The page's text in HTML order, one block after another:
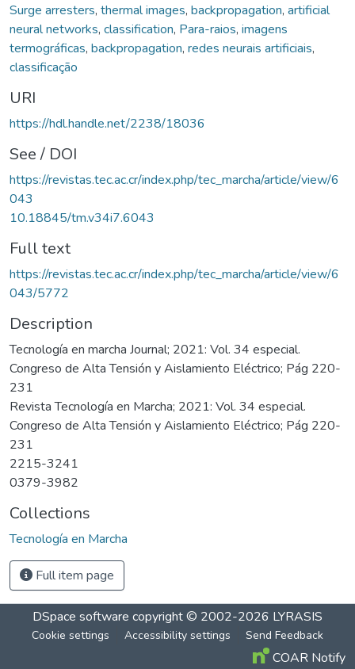
Surge arresters, thermal images, backpropagation, artificial
neural networks, classification, Para-raios, imagens
termográficas, backpropagation, redes neurais artificiais,
classificação
URI
https://hdl.handle.net/2238/18036
See / DOI
https://revistas.tec.ac.cr/index.php/tec_marcha/article/view/6
043
10.18845/tm.v34i7.6043
Full text
https://revistas.tec.ac.cr/index.php/tec_marcha/article/view/6
043/5772
Description
Tecnología en marcha Journal; 2021: Vol. 34 especial.
Congreso de Alta Tensión y Aislamiento Eléctrico; Pág 220-
231
Revista Tecnología en Marcha; 2021: Vol. 34 especial.
Congreso de Alta Tensión y Aislamiento Eléctrico; Pág 220-
231
2215-3241
0379-3982
Collections
Tecnología en Marcha
Full item page
DSpace software copyright © 2002-2026 LYRASIS
Cookie settings Accessibility settings Send Feedback
COAR Notify